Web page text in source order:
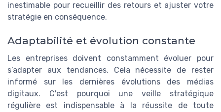
inestimable pour recueillir des retours et ajuster votre
stratégie en conséquence.
Adaptabilité et évolution constante
Les entreprises doivent constamment évoluer pour
s’adapter aux tendances. Cela nécessite de rester
informé sur les dernières évolutions des médias
digitaux. C'est pourquoi une veille stratégique
régulière est indispensable à la réussite de toute